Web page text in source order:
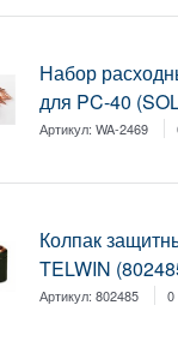
Набор
для PC-40
Артикул:WA-2469
Колпак
TELWIN
Артикул:802485 0